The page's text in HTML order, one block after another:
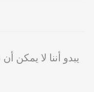
يبدو أننا لا يمكن